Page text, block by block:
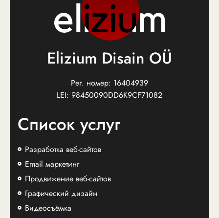
Elizium Disain OÜ
Рег. номер: 16404939
LEI: 98450090DD6K9CF71082
Список услуг
Разработка веб-сайтов
Email маркетинг
Продвижение веб-сайтов
Графический дизайн
Видеосъёмка